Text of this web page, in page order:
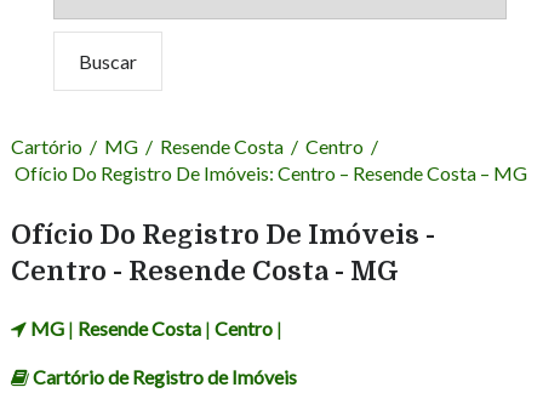
Cartório / MG / Resende Costa / Centro /
Ofício Do Registro De Imóveis: Centro – Resende Costa – MG
Ofício Do Registro De Imóveis -
Centro - Resende Costa - MG
MG| Resende Costa| Centro|
Cartório de Registro de Imóveis